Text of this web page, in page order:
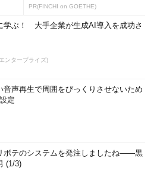
」と呼びます。
プは「
全て指定する必要があるのと、プラ
-g」オプション）とセカンダリーグ
ョン）が似ているのでミスしやすい
ザー名 グループ名
変更されないため、単純に「所属す
いう場合は、gpasswdコマンドの方
す。
PR(FINCHI on GOETHE)
学ぶ！ 大手企業が生成AI導入を成功さ
ンタープライズ)
音声再生で周囲をびっくりさせないため
定
ボテのシステムを発注しましたね――黒
(1/3)